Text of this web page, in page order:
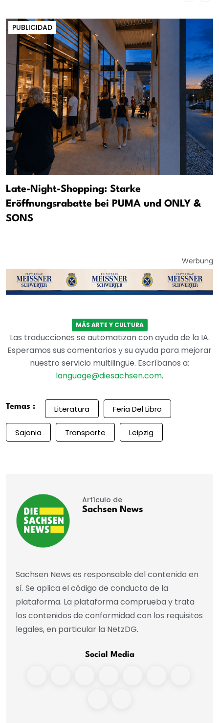
PUBLICIDAD
Late-Night-Shopping: Starke
Eröffnungsrabatte bei PUMA und ONLY &
SONS
Werbung
MÁS ARTE Y CULTURA
Las traducciones se automatizan con ayuda de la IA.
Esperamos sus comentarios y su ayuda para mejorar
nuestro servicio multilingüe. Escríbanos a:
language@diesachsen.com.
Temas : Literatura Feria Del Libro
Sajonia Transporte Leipzig
Artículo de
Sachsen News
Sachsen News es responsable del contenido en
sí. Se aplica el código de conducta de la
plataforma. La plataforma comprueba y trata
los contenidos de conformidad con los requisitos
legales, en particular la NetzDG.
Social Media